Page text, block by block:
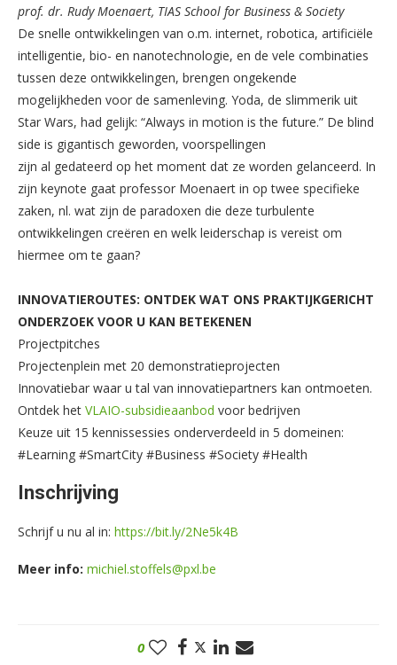
prof. dr. Rudy Moenaert, TIAS School for Business & Society
De snelle ontwikkelingen van o.m. internet, robotica, artificiële
intelligentie, bio- en nanotechnologie, en de vele combinaties
tussen deze ontwikkelingen, brengen ongekende
mogelijkheden voor de samenleving. Yoda, de slimmerik uit
Star Wars, had gelijk: “Always in motion is the future.” De blind
side is gigantisch geworden, voorspellingen
zijn al gedateerd op het moment dat ze worden gelanceerd. In
zijn keynote gaat professor Moenaert in op twee specifieke
zaken, nl. wat zijn de paradoxen die deze turbulente
ontwikkelingen creëren en welk leiderschap is vereist om
hiermee om te gaan?
INNOVATIEROUTES: ONTDEK WAT ONS PRAKTIJKGERICHT
ONDERZOEK VOOR U KAN BETEKENEN
Projectpitches
Projectenplein met 20 demonstratieprojecten
Innovatiebar waar u tal van innovatiepartners kan ontmoeten.
Ontdek het VLAIO-subsidieaanbod voor bedrijven
Keuze uit 15 kennissessies onderverdeeld in 5 domeinen:
#Learning #SmartCity #Business #Society #Health
Inschrijving
Schrijf u nu al in: https://bit.ly/2Ne5k4B
Meer info: michiel.stoffels@pxl.be
0